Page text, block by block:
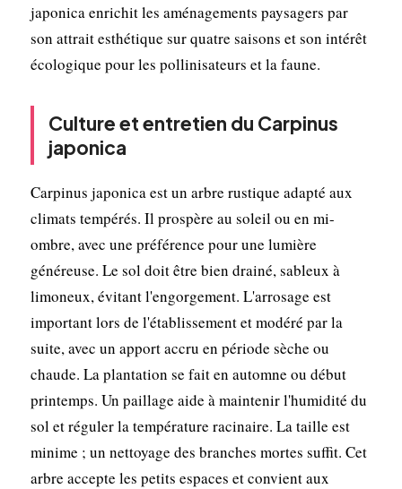
japonica enrichit les aménagements paysagers par
son attrait esthétique sur quatre saisons et son intérêt
écologique pour les pollinisateurs et la faune.
Culture et entretien du Carpinus
japonica
Carpinus japonica est un arbre rustique adapté aux
climats tempérés. Il prospère au soleil ou en mi-
ombre, avec une préférence pour une lumière
généreuse. Le sol doit être bien drainé, sableux à
limoneux, évitant l'engorgement. L'arrosage est
important lors de l'établissement et modéré par la
suite, avec un apport accru en période sèche ou
chaude. La plantation se fait en automne ou début
printemps. Un paillage aide à maintenir l'humidité du
sol et réguler la température racinaire. La taille est
minime ; un nettoyage des branches mortes suffit. Cet
arbre accepte les petits espaces et convient aux